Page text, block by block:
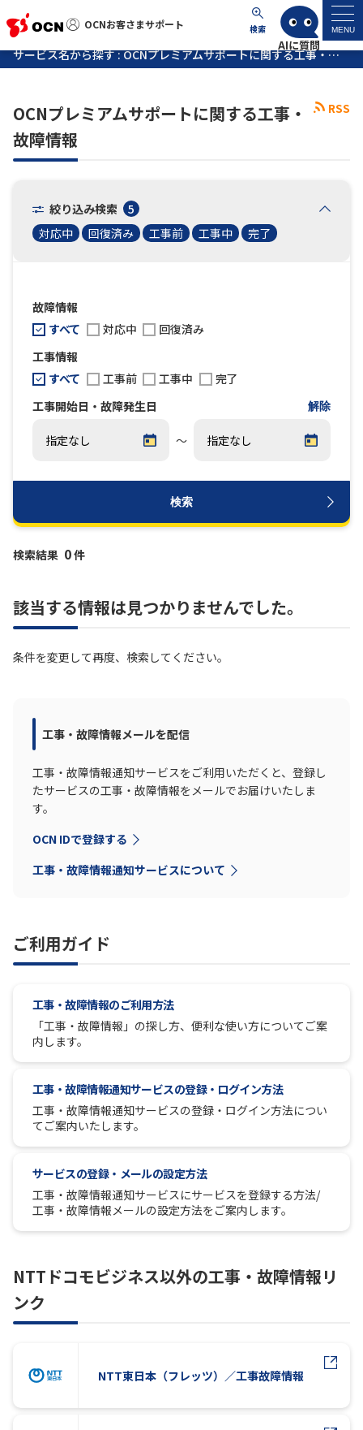
OCNお客さまサポート 検索 MENU
OCNお客さまサポート
マイページ
サポートトップ
よくあるご質問
各種ダウンロード
お問い合わせ
履歴・お気に入り
お知らせ サポートサイトの使い方
サービス名から探す : OCNプレミアムサポートに関する工事・故障情報
RSS
OCNプレミアムサポートに関する工事・
故障情報
絞り込み検索
5
対応中
回復済み 工事前 工事中 完了
故障情報
すべて
対応中
回復済み
工事情報
すべて
工事前 工事中
完了
工事開始日・故障発生日
解除
～
検索
検索結果 0件
該当する情報は見つかりませんでした。
条件を変更して再度、検索してください。
工事・故障情報メールを配信
工事・故障情報通知サービスをご利用いただくと、登録し
たサービスの工事・故障情報をメールでお届けいたしま
す。
OCN IDで登録する
工事・故障情報通知サービスについて
ご利用ガイド
工事・故障情報のご利用方法
「工事・故障情報」の探し方、便利な使い方についてご案
内します。
工事・故障情報通知サービスの登録・ログイン方法
工事・故障情報通知サービスの登録・ログイン方法につい
てご案内いたします。
サービスの登録・メールの設定方法
工事・故障情報通知サービスにサービスを登録する方法/
工事・故障情報メールの設定方法をご案内します。
NTTドコモビジネス以外の工事・故障情報リ
ンク
NTT東日本（フレッツ）／工事故障情報